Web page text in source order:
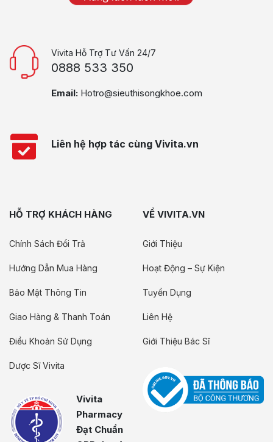
Vivita Hỗ Trợ Tư Vấn 24/7
0888 533 350
Email: Hotro@sieuthisongkhoe.com
Liên hệ hợp tác cùng Vivita.vn
HỖ TRỢ KHÁCH HÀNG
Chính Sách Đổi Trả
Hướng Dẫn Mua Hàng
Bảo Mật Thông Tin
Giao Hàng & Thanh Toán
Điều Khoản Sử Dụng
Dược Sĩ Vivita
Vivita
Pharmacy
Đạt Chuẩn
VỀ VIVITA.VN
Giới Thiệu
Hoạt Động – Sự Kiện
Tuyển Dụng
Liên Hệ
Giới Thiệu Bác Sĩ